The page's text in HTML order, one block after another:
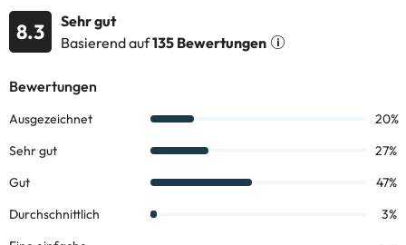
Unterkunft kann die Art und Weise, wie sie ihren Catering-Service
anbietet, je nach Bedarf ändern
der Unterkunft geändert werden.
Einige der aufgeführten Leistungen können kostenpflichtig sein.
Die entsprechenden Preise könnt ihr direkt bei der Unterkunft
erfragen. Alle Informationen auf dieser Seite können von der
Unterkunft geändert werden. Wenn ihr Fragen habt, kontaktiert
8.3
Sehr gut
Basierend auf135 Bewertungen